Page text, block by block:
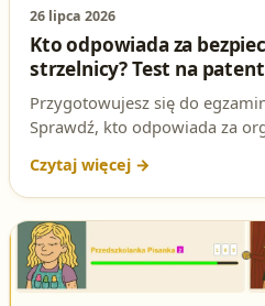
26 lipca 2026
Kto odpowiada za
strzelnicy? Test na
Przygotowujesz się do
Sprawdź, kto odpowiada za
ważne w praktyce.